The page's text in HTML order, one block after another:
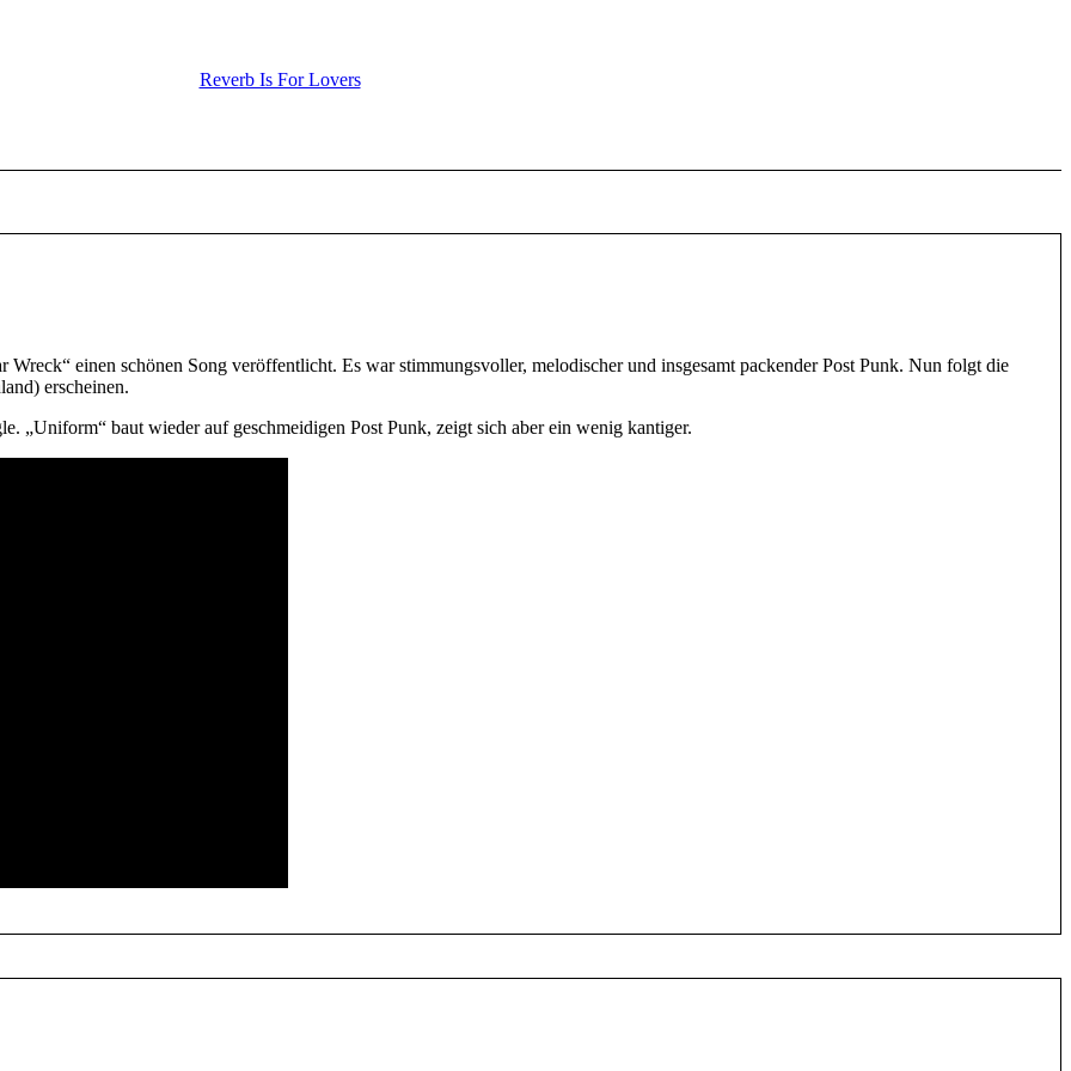
Reverb Is For Lovers
Wreck“ einen schönen Song veröffentlicht. Es war stimmungsvoller, melodischer und insgesamt packender Post Punk. Nun folgt die
erscheinen.
„Uniform“ baut wieder auf geschmeidigen Post Punk, zeigt sich aber ein wenig kantiger.